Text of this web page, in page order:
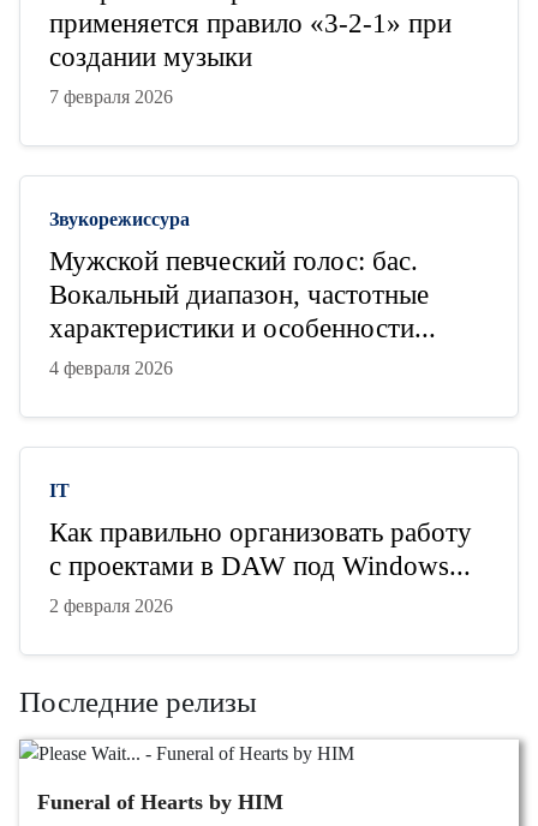
применяется правило «3-2-1» при
создании музыки
7 февраля 2026
Звукорежиссура
Мужской певческий голос: бас.
Вокальный диапазон, частотные
характеристики и особенности...
4 февраля 2026
IT
Как правильно организовать работу
с проектами в DAW под Windows...
2 февраля 2026
Последние релизы
Funeral of Hearts by HIM